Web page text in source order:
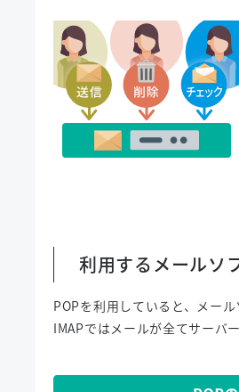
利用するメールソ
POPを利用していると、メー
IMAPではメールが全てサーバ